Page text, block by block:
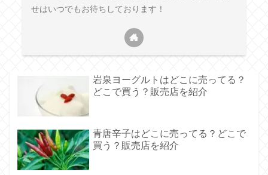
せはいつでもお待ちしております！
岩泉ヨーグルトはどこに売ってる？
どこで買う？販売店を紹介
青唐辛子はどこに売ってる？どこで
買う？販売店を紹介